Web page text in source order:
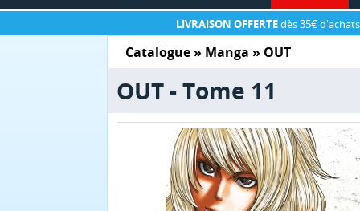
LIVRAISON OFFERTEdès 35€
Catalogue» Manga » OUT
OUT - Tome 11